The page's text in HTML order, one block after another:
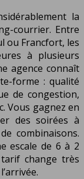
la
courrier. Entre
ou Francfort, les
à plusieurs
agence connaît
forme : qualité
de congestion,
Vous gagnez en
des soirées à
combinaisons.
escale de 6 à 2
change très